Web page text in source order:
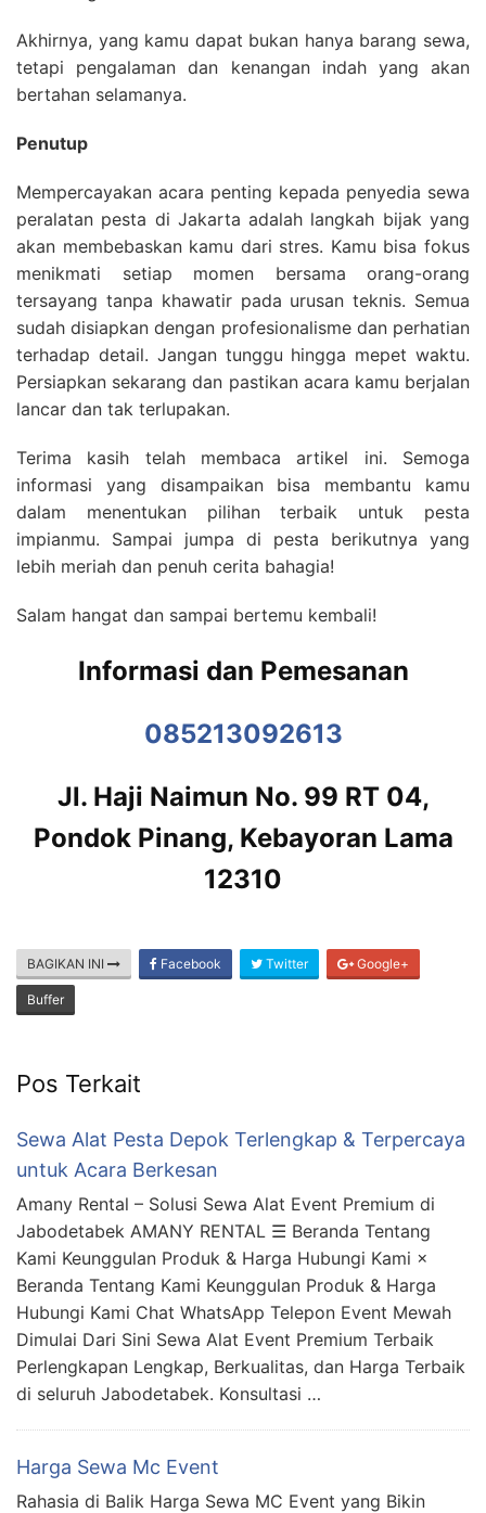
Akhirnya, yang kamu dapat bukan hanya barang sewa,
tetapi pengalaman dan kenangan indah yang akan
bertahan selamanya.
Penutup
Mempercayakan acara penting kepada penyedia sewa
peralatan pesta di Jakarta adalah langkah bijak yang
akan membebaskan kamu dari stres. Kamu bisa fokus
menikmati setiap momen bersama orang-orang
tersayang tanpa khawatir pada urusan teknis. Semua
sudah disiapkan dengan profesionalisme dan perhatian
terhadap detail. Jangan tunggu hingga mepet waktu.
Persiapkan sekarang dan pastikan acara kamu berjalan
lancar dan tak terlupakan.
Terima kasih telah membaca artikel ini. Semoga
informasi yang disampaikan bisa membantu kamu
dalam menentukan pilihan terbaik untuk pesta
impianmu. Sampai jumpa di pesta berikutnya yang
lebih meriah dan penuh cerita bahagia!
Salam hangat dan sampai bertemu kembali!
Informasi dan Pemesanan
085213092613
Jl. Haji Naimun No. 99 RT 04,
Pondok Pinang, Kebayoran Lama
12310
BAGIKAN INI Facebook Twitter Google+
Buffer
Pos Terkait
Sewa Alat Pesta Depok Terlengkap & Terpercaya
untuk Acara Berkesan
Amany Rental – Solusi Sewa Alat Event Premium di
Jabodetabek AMANY RENTAL ☰ Beranda Tentang
Kami Keunggulan Produk & Harga Hubungi Kami ×
Beranda Tentang Kami Keunggulan Produk & Harga
Hubungi Kami Chat WhatsApp Telepon Event Mewah
Dimulai Dari Sini Sewa Alat Event Premium Terbaik
Perlengkapan Lengkap, Berkualitas, dan Harga Terbaik
di seluruh Jabodetabek. Konsultasi …
Harga Sewa Mc Event
Rahasia di Balik Harga Sewa MC Event yang Bikin